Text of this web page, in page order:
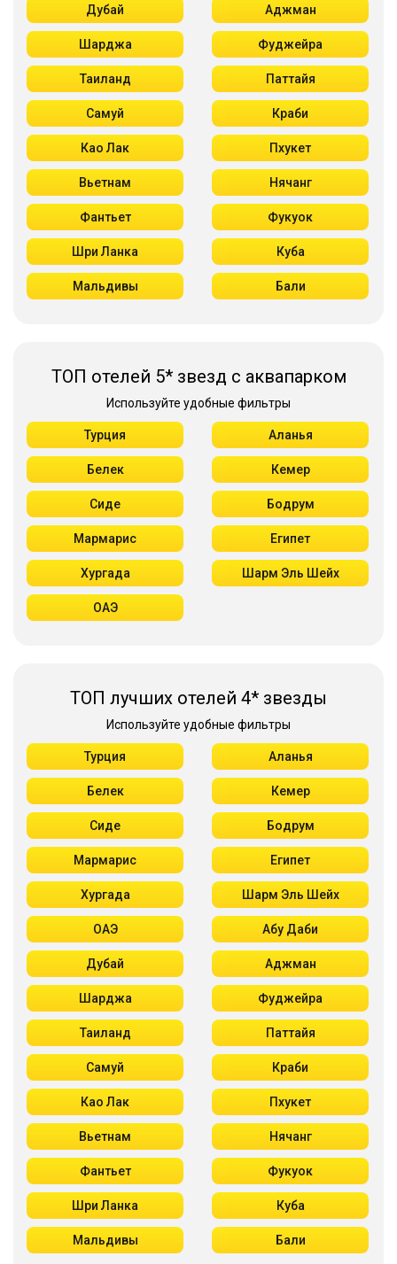
Дубай Аджман
Шарджа Фуджейра
Таиланд Паттайя
Самуй Краби
Као Лак Пхукет
Вьетнам Нячанг
Фантьет Фукуок
Шри Ланка Куба
Мальдивы Бали
ТОП отелей 5* звезд с аквапарком
Используйте удобные фильтры
Турция Аланья
Белек Кемер
Сиде Бодрум
Мармарис Египет
Хургада Шарм Эль Шейх
ОАЭ
ТОП лучших отелей 4* звезды
Используйте удобные фильтры
Турция Аланья
Белек Кемер
Сиде Бодрум
Мармарис Египет
Хургада Шарм Эль Шейх
ОАЭ Абу Даби
Дубай Аджман
Шарджа Фуджейра
Таиланд Паттайя
Самуй Краби
Као Лак Пхукет
Вьетнам Нячанг
Фантьет Фукуок
Шри Ланка Куба
Мальдивы Бали